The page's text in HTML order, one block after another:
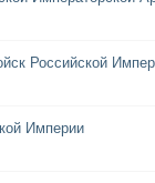
Российской
Империи